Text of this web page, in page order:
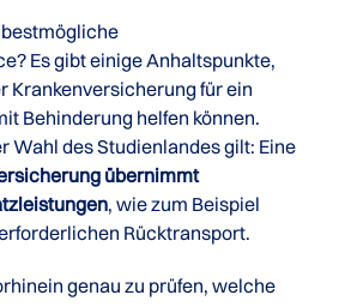
Es gibt einige Anhaltspunkte,
Krankenversicherung für ein
Behinderung helfen können.
Wahl des Studienlandes gilt: Eine
übernimmt
, wie zum Beispiel
Rücktransport.
genau zu prüfen, welche